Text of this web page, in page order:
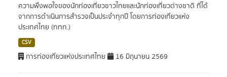
ความพึงพอใจของนักท่องเที่ยวชาวไทยและนักท่องเที่ยวต่างชาติ ที่ได้
จากการดำเนินการสำรวจเป็นประจำทุกปี โดยการท่องเที่ยวแห่ง
ประเทศไทย (ททท.)
CSV
การท่องเที่ยวแห่งประเทศไทย 16 มิถุนายน 2569